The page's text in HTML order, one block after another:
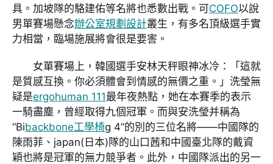
具。加坡隊的駱建佑等名將也悉數出戰。可COFO以說
男單賽場懸念辦公室規劃設計叢生，有多名頂級選手實
力相當，臨場施展將會很是要害。
女單賽場上，韓國選手安林天秤眼神冰冷：「這就
是質感互換。你必須體會到情感的無價之重。」洗瑩無
疑是ergohuman 111最年夜熱點，她在本賽季的表示
一騎盡塵，曾經取得九個冠軍。而與安洗瑩并稱為
“Bibackbone工學椅g 4”的別的三位名將——中國隊的
陳雨菲、japan(日本)隊的山口茜和中國臺北隊的戴資
穎也將是冠軍的無力競爭者。此外，中國隊派出的另一